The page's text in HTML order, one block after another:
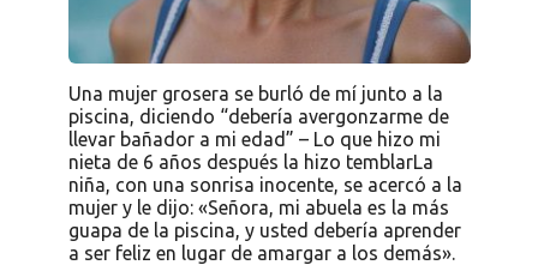
Una mujer grosera se burló de mí junto a la
piscina, diciendo “debería avergonzarme de
llevar bañador a mi edad” – Lo que hizo mi
nieta de 6 años después la hizo temblarLa
niña, con una sonrisa inocente, se acercó a la
mujer y le dijo: «Señora, mi abuela es la más
guapa de la piscina, y usted debería aprender
a ser feliz en lugar de amargar a los demás».